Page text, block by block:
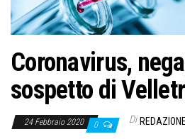
Coronavirus,
sospetto di
24 Febbraio 2020 0 Di REDAZIONE